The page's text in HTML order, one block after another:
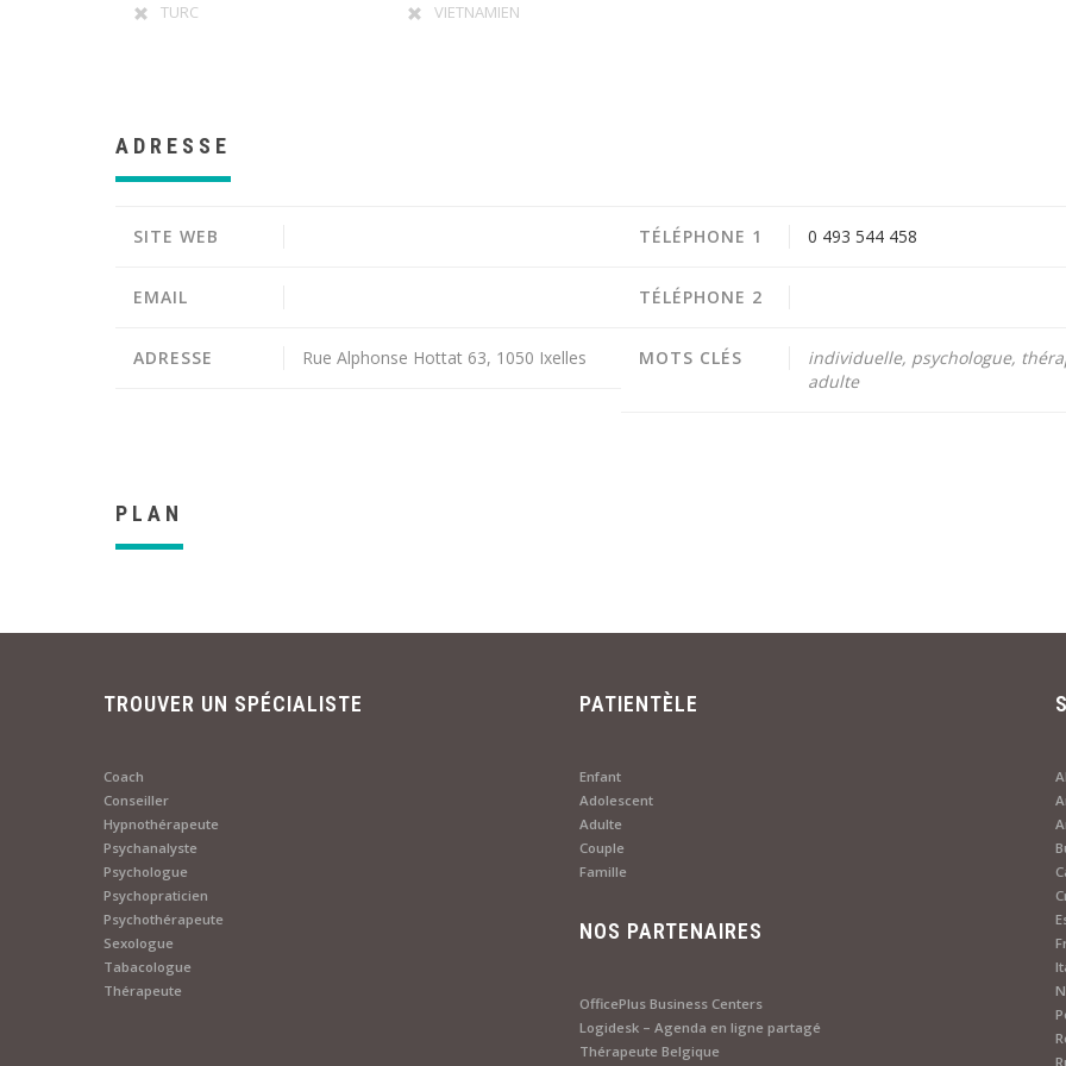
TURC VIETNAMIEN
ADRESSE
SITE WEB
EMAIL
ADRESSE Rue Alphonse Hottat 63, 1050 Ixelles
TÉLÉPHONE 1 0 493 544 458
TÉLÉPHONE 2
MOTS CLÉS
individuelle, psychologue,
adulte
PLAN
TROUVER UN SPÉCIALISTE
Coach
Conseiller
Hypnothérapeute
Psychanalyste
Psychologue
Psychopraticien
Psychothérapeute
Sexologue
Tabacologue
Thérapeute
PATIENTÈLE
Enfant
Adolescent
Adulte
Couple
Famille
NOS PARTENAIRES
OfficePlus Business Centers
Logidesk – Agenda en ligne partagé
Thérapeute Belgique